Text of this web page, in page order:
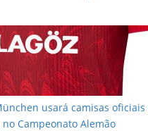
usará camisas oficiais
Campeonato Alemão